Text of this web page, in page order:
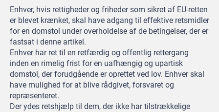
Enhver, hvis rettigheder og friheder som sikret af EU-retten
er blevet krænket, skal have adgang til effektive retsmidler
for en domstol under overholdelse af de betingelser, der er
fastsat i denne artikel.
Enhver har ret til en retfærdig og offentlig rettergang
inden en rimelig frist for en uafhængig og upartisk
domstol, der forudgående er oprettet ved lov. Enhver skal
have mulighed for at blive rådgivet, forsvaret og
repræsenteret.
Der ydes retshjælp til dem, der ikke har tilstrækkelige